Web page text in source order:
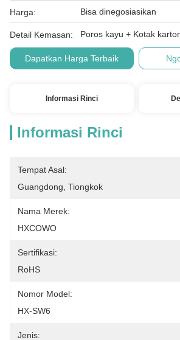
Harga: Bisa dinegosiasikan
Detail Kemasan: Poros kayu + Kotak
Dapatkan Harga Terbaik
Informasi Rinci
Informasi Rinci
Tempat Asal:
Guangdong, Tiongkok
Nama Merek:
HXCOWO
Sertifikasi:
RoHS
Nomor Model:
HX-SW6
Jenis: